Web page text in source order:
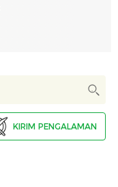
KIRIM PENGALAMAN